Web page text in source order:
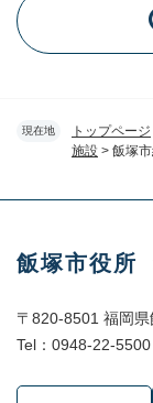
現在地 トップページ
施設 > 飯塚
飯塚市役所
〒820-8501 福岡
Tel：0948-22-5500